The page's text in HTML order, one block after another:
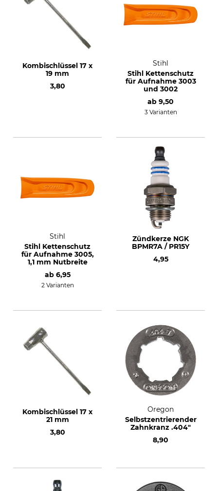
Kombischlüssel 17 x
19 mm
3,80
Stihl
Stihl Kettenschutz
für Aufnahme 3003
und 3002
ab 9,50
3 Varianten
Stihl
Stihl Kettenschutz
für Aufnahme 3005,
1,1 mm Nutbreite
ab 6,95
2 Varianten
Zündkerze NGK
BPMR7A / PR15Y
4,95
Kombischlüssel 17 x
21 mm
3,80
Oregon
Selbstzentrierender
Zahnkranz .404"
8,90